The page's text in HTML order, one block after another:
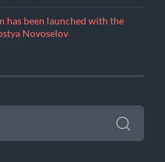
has been launched with the
Novoselov